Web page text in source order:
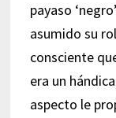
payaso
asumido su
consciente
era un
aspecto le